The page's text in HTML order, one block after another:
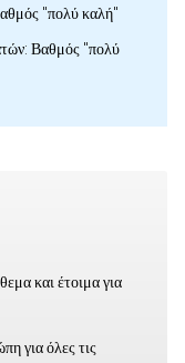
"πολύ καλή"
Βαθμός "πολύ
και έτοιμα για
για όλες τις